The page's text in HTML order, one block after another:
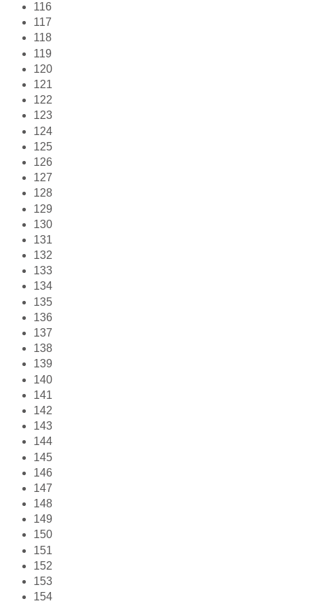
116
117
118
119
120
121
122
123
124
125
126
127
128
129
130
131
132
133
134
135
136
137
138
139
140
141
142
143
144
145
146
147
148
149
150
151
152
153
154